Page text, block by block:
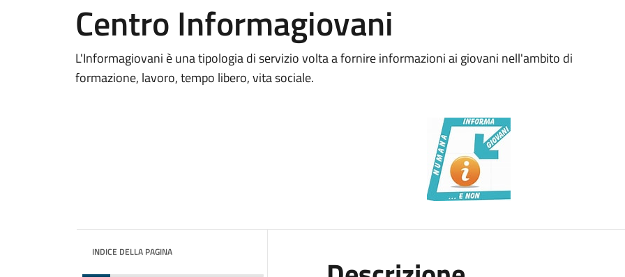
Centro Informagiovani
L'Informagiovani è una tipologia di servizio volta a fornire informazioni ai giovani nell'ambito di
formazione, lavoro, tempo libero, vita sociale.
INDICE DELLA PAGINA